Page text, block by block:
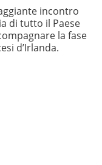
incontro
di tutto il Paese
la fase
d’Irlanda.